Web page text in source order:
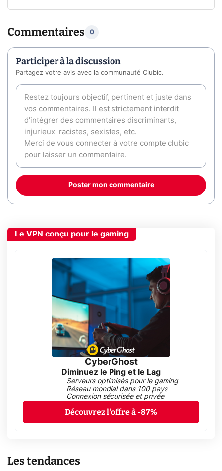
Commentaires 0
Participer à la discussion
Partagez votre avis avec la communauté Clubic.
Poster mon commentaire
Le VPN conçu pour le gaming
CyberGhost
Diminuez le Ping et le Lag
Serveurs optimisés pour le gaming
Réseau mondial dans 100 pays
Connexion sécurisée et privée
Découvrez l'offre à -87%
Les tendances